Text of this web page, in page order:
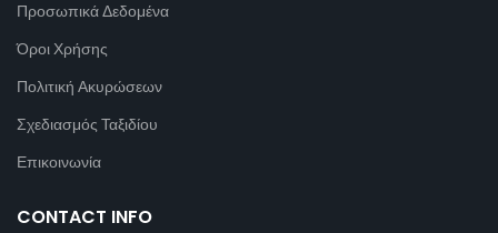
Προσωπικά Δεδομένα
Όροι Χρήσης
Πολιτική Ακυρώσεων
Σχεδιασμός Ταξιδίου
Επικοινωνία
CONTACT INFO